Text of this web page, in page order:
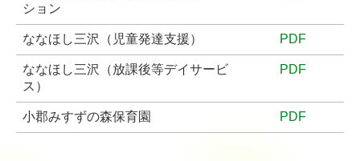
プライバシーポリシー
当サイトについて
ション
ななほし三沢（児童発達支援） PDF
ななほし三沢（放課後等デイサービ
ス）
PDF
小郡みすずの森保育園 PDF